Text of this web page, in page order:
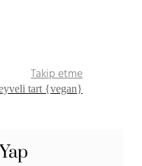
Takip etme
tart {vegan}